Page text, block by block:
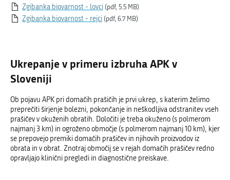
Zgibanka biovarnost - lovci (pdf, 5.5 MB)
Zgibanka biovarnost - rejci (pdf, 6.7 MB)
Ukrepanje v primeru izbruha APK v
Sloveniji
Ob pojavu APK pri domačih prašičih je prvi ukrep, s katerim želimo
preprečiti širjenje bolezni, pokončanje in neškodljiva odstranitev vseh
prašičev v okuženih obratih. Določiti je treba okuženo (s polmerom
najmanj 3 km) in ogroženo območje (s polmerom najmanj 10 km), kjer
se prepovejo premiki domačih prašičev in njihovih proizvodov iz
obrata in v obrat. Znotraj območij se v rejah domačih prašičev redno
opravljajo klinični pregledi in diagnostične preiskave.